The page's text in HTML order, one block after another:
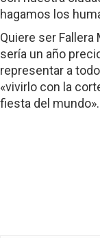
hagamos los
Quiere ser
sería un año
representar a
«vivirlo con la
fiesta del mundo».